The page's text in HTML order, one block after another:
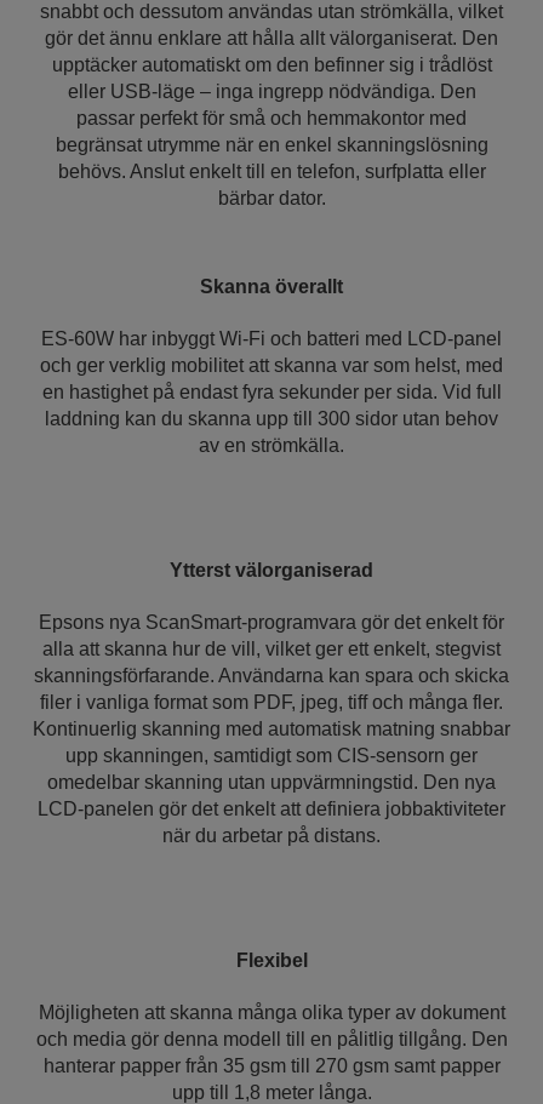
snabbt och dessutom användas utan strömkälla, vilket
gör det ännu enklare att hålla allt välorganiserat. Den
upptäcker automatiskt om den befinner sig i trådlöst
eller USB-läge – inga ingrepp nödvändiga. Den
passar perfekt för små och hemmakontor med
begränsat utrymme när en enkel skanningslösning
behövs. Anslut enkelt till en telefon, surfplatta eller
bärbar dator.
Skanna överallt
ES-60W har inbyggt Wi-Fi och batteri med LCD-panel
och ger verklig mobilitet att skanna var som helst, med
en hastighet på endast fyra sekunder per sida. Vid full
laddning kan du skanna upp till 300 sidor utan behov
av en strömkälla.
Ytterst välorganiserad
Epsons nya ScanSmart-programvara gör det enkelt för
alla att skanna hur de vill, vilket ger ett enkelt, stegvist
skanningsförfarande. Användarna kan spara och skicka
filer i vanliga format som PDF, jpeg, tiff och många fler.
Kontinuerlig skanning med automatisk matning snabbar
upp skanningen, samtidigt som CIS-sensorn ger
omedelbar skanning utan uppvärmningstid. Den nya
LCD-panelen gör det enkelt att definiera jobbaktiviteter
när du arbetar på distans.
Flexibel
Möjligheten att skanna många olika typer av dokument
och media gör denna modell till en pålitlig tillgång. Den
hanterar papper från 35 gsm till 270 gsm samt papper
upp till 1,8 meter långa.